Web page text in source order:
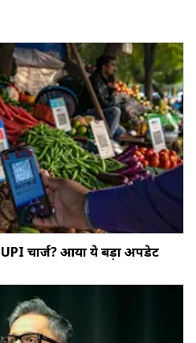
UPI चार्ज? आया ये बड़ा अपडेट